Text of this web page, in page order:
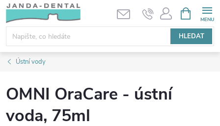
Přejít
obsah
HLEDAT
NÁKUPNÍ
KOŠÍK
Ústní vody
OMNI OraCare - ústní
voda, 75ml